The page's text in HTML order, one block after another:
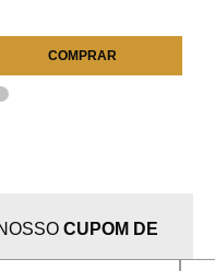
COMPRAR
CUPOM DE